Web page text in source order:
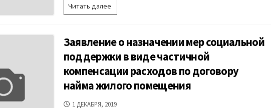
Читать далееСогласие
на
данных
наймодателя
Заявление о назначении мер социальной
поддержки в виде частичной
компенсации расходов по договору
найма жилого помещения
ДАТА
1 ДЕКАБРЯ, 2019